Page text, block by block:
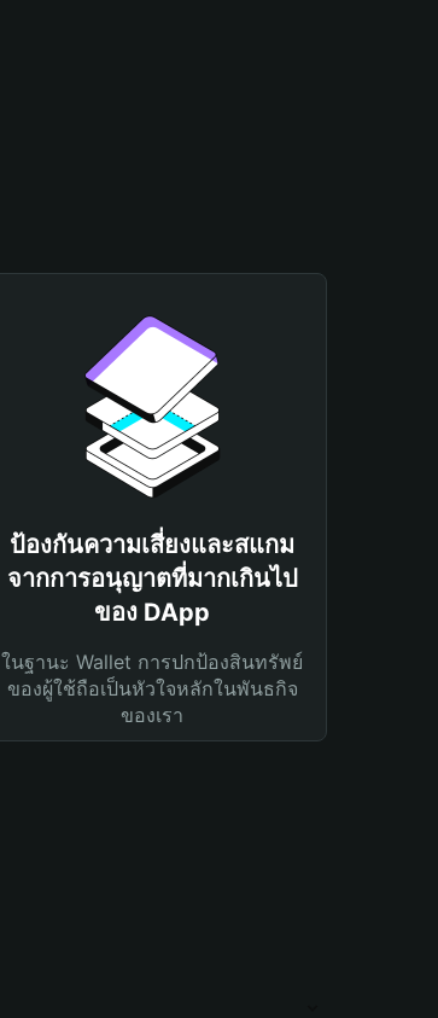
ป้องกันความเสี่ยงและสแกม
จากการอนุญาตที่มากเกินไป
ของ DApp
ในฐานะ Wallet การปกป้องสินทรัพย์
ของผู้ใช้ถือเป็นหัวใจหลักในพันธกิจ
ของเรา